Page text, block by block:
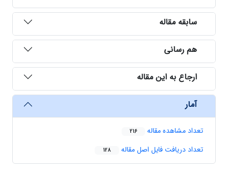
سابقه مقاله
هم رسانی
ارجاع به این مقاله
آمار
تعداد مشاهده مقاله 216
تعداد دریافت فایل اصل مقاله 128